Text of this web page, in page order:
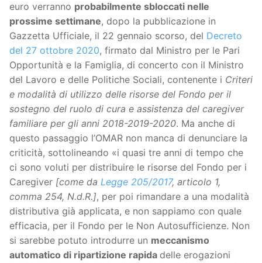
euro verranno probabilmente sbloccati nelle
prossime settimane, dopo la pubblicazione in
Gazzetta Ufficiale, il 22 gennaio scorso, del Decreto
del 27 ottobre 2020, firmato dal Ministro per le Pari
Opportunità e la Famiglia, di concerto con il Ministro
del Lavoro e delle Politiche Sociali, contenente i Criteri
e modalità di utilizzo delle risorse del Fondo per il
sostegno del ruolo di cura e assistenza del caregiver
familiare per gli anni 2018-2019-2020. Ma anche di
questo passaggio l’OMAR non manca di denunciare la
criticità, sottolineando «i quasi tre anni di tempo che
ci sono voluti per distribuire le risorse del Fondo per i
Caregiver [come da Legge 205/2017, articolo 1,
comma 254, N.d.R.], per poi rimandare a una modalità
distributiva già applicata, e non sappiamo con quale
efficacia, per il Fondo per le Non Autosufficienze. Non
si sarebbe potuto introdurre un meccanismo
automatico di ripartizione rapida delle erogazioni